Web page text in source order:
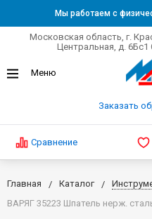
Мы работаем с
Московская область, г.
Центральная, д.
Заказать
Сравнение
Главная Каталог
ВАРЯГ 35223 Шпатель нерж.